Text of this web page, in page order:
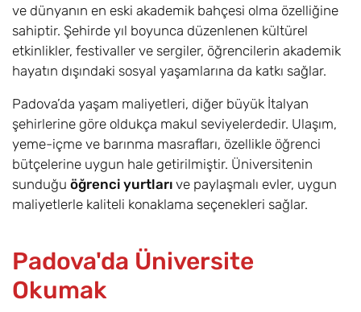
ve dünyanın en eski akademik bahçesi olma özelliğine
sahiptir. Şehirde yıl boyunca düzenlenen kültürel
etkinlikler, festivaller ve sergiler, öğrencilerin akademik
hayatın dışındaki sosyal yaşamlarına da katkı sağlar.
Padova’da yaşam maliyetleri, diğer büyük İtalyan
şehirlerine göre oldukça makul seviyelerdedir. Ulaşım,
yeme-içme ve barınma masrafları, özellikle öğrenci
bütçelerine uygun hale getirilmiştir. Üniversitenin
sunduğu öğrenci yurtları ve paylaşmalı evler, uygun
maliyetlerle kaliteli konaklama seçenekleri sağlar.
Padova'da Üniversite
Okumak